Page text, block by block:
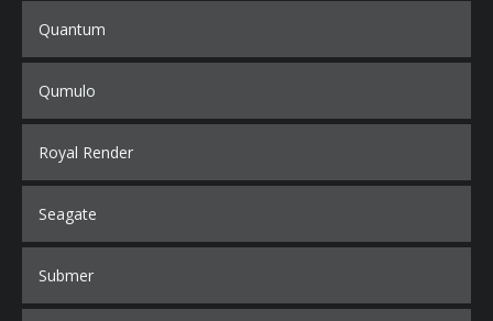
Quantum
Qumulo
Royal Render
Seagate
Submer